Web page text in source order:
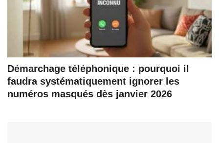
Démarchage téléphonique : pourquoi il
faudra systématiquement ignorer les
numéros masqués dès janvier 2026